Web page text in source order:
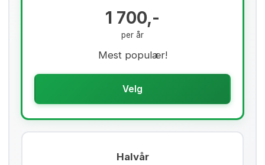
1 700,-
per år
Mest populær!
Velg
Halvår